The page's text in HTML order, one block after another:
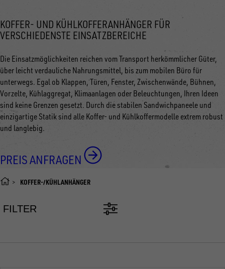
KOFFER- UND KÜHLKOFFERANHÄNGER FÜR
VERSCHIEDENSTE EINSATZBEREICHE
Die Einsatzmöglichkeiten reichen vom Transport herkömmlicher Güter,
über leicht verdauliche Nahrungsmittel, bis zum mobilen Büro für
unterwegs. Egal ob Klappen, Türen, Fenster, Zwischenwände, Bühnen,
Vorzelte, Kühlaggregat, Klimaanlagen oder Beleuchtungen, Ihren Ideen
sind keine Grenzen gesetzt. Durch die stabilen Sandwichpaneele und
einzigartige Statik sind alle Koffer- und Kühlkoffermodelle extrem robust
und langlebig.
PREIS ANFRAGEN
KOFFER-/KÜHLANHÄNGER
FILTER